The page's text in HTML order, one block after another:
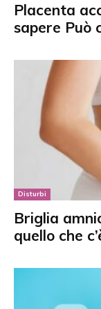
Placenta
sapere Può
Disturbi
Briglia
quello che